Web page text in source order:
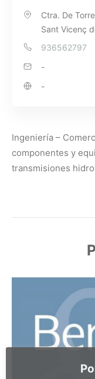
Ctra. De
Sant Vicenç
936562797
-
-
Ingeniería –
componentes y
transmisiones